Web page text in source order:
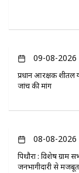
09-08-2026
प्रधान आरक्षक शीतल
जांच की मांग
08-08-2026
पिथौरा : विशेष
जनभागीदारी से मजबूत